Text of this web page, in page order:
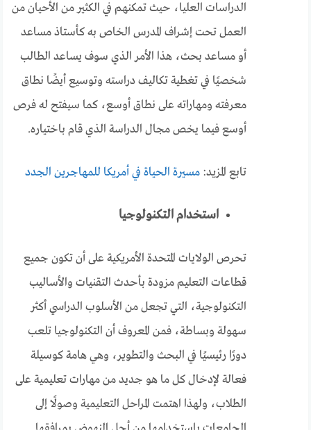
الدراسات العليا، حيث تمكنهم في الكثير من الأحيان من
العمل تحت إشراف المدرس الخاص به كأستاذ مساعد
أو مساعد بحث، هذا الأمر الذي سوف يساعد الطالب
شخصيًا في تغطية تكاليف دراسته وتوسيع أيضًا نطاق
معرفته ومهاراته على نطاق أوسع، كما سيفتح له فرص
أوسع فيما يخص مجال الدراسة الذي قام باختياره.
تابع المزيد:مسيرة الحياة في أمريكا للمهاجرين الجدد
استخدام التكنولوجيا
تحرص الولايات المتحدة الأمريكية على أن تكون جميع
قطاعات التعليم مزودة بأحدث التقنيات والأساليب
التكنولوجية، التي تجعل من الأسلوب الدراسي أكثر
سهولة وبساطة، فمن المعروف أن التكنولوجيا تلعب
دورًا رئيسيًا في البحث والتطوير، وهي هامة كوسيلة
فعالة لإدخال كل ما هو جديد من مهارات تعليمية على
الطلاب، ولهذا اهتمت المراحل التعليمية وصولًا إلى